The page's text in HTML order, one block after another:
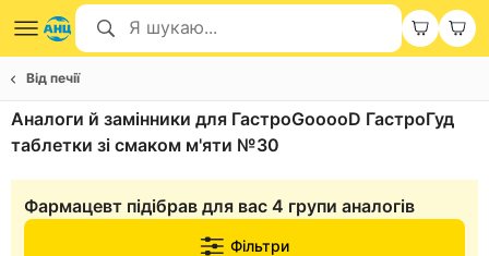
Від печії
Аналоги й замінники для ГастроGooooD ГастроГуд
таблетки зі смаком м'яти №30
Фармацевт підібрав для вас 4 групи аналогів
Фільтри